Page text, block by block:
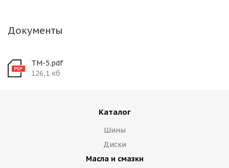
Документы
TM-5.pdf
126,1 кб
Каталог
Шины
Диски
Масла и смазки